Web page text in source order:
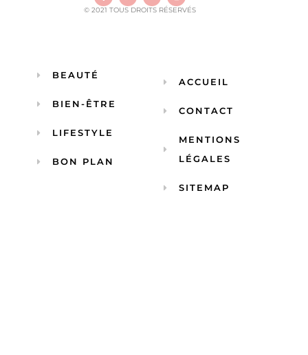
© 2021 TOUS DROITS RÉSERVÉS
BEAUTÉ
BIEN-ÊTRE
LIFESTYLE
BON PLAN
ACCUEIL
CONTACT
MENTIONS
LÉGALES
SITEMAP